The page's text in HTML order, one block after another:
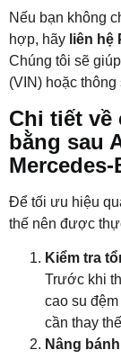
Nếu bạn không
hợp, hãy liên hệ
Chúng tôi sẽ
(VIN) hoặc thông
Chi tiết về
bằng sau
Mercedes-
Để tối ưu hiệu
thế nên được
Kiểm tra
Trước khi
cao su
cần thay
Nâng